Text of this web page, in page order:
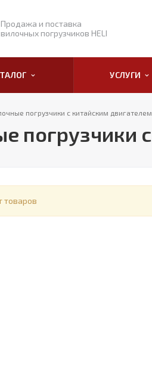
Продажа и поставка
вилочных погрузчиков HELI
УСЛУГИ
погрузчики с китайским двигателем
погрузчики
товаров